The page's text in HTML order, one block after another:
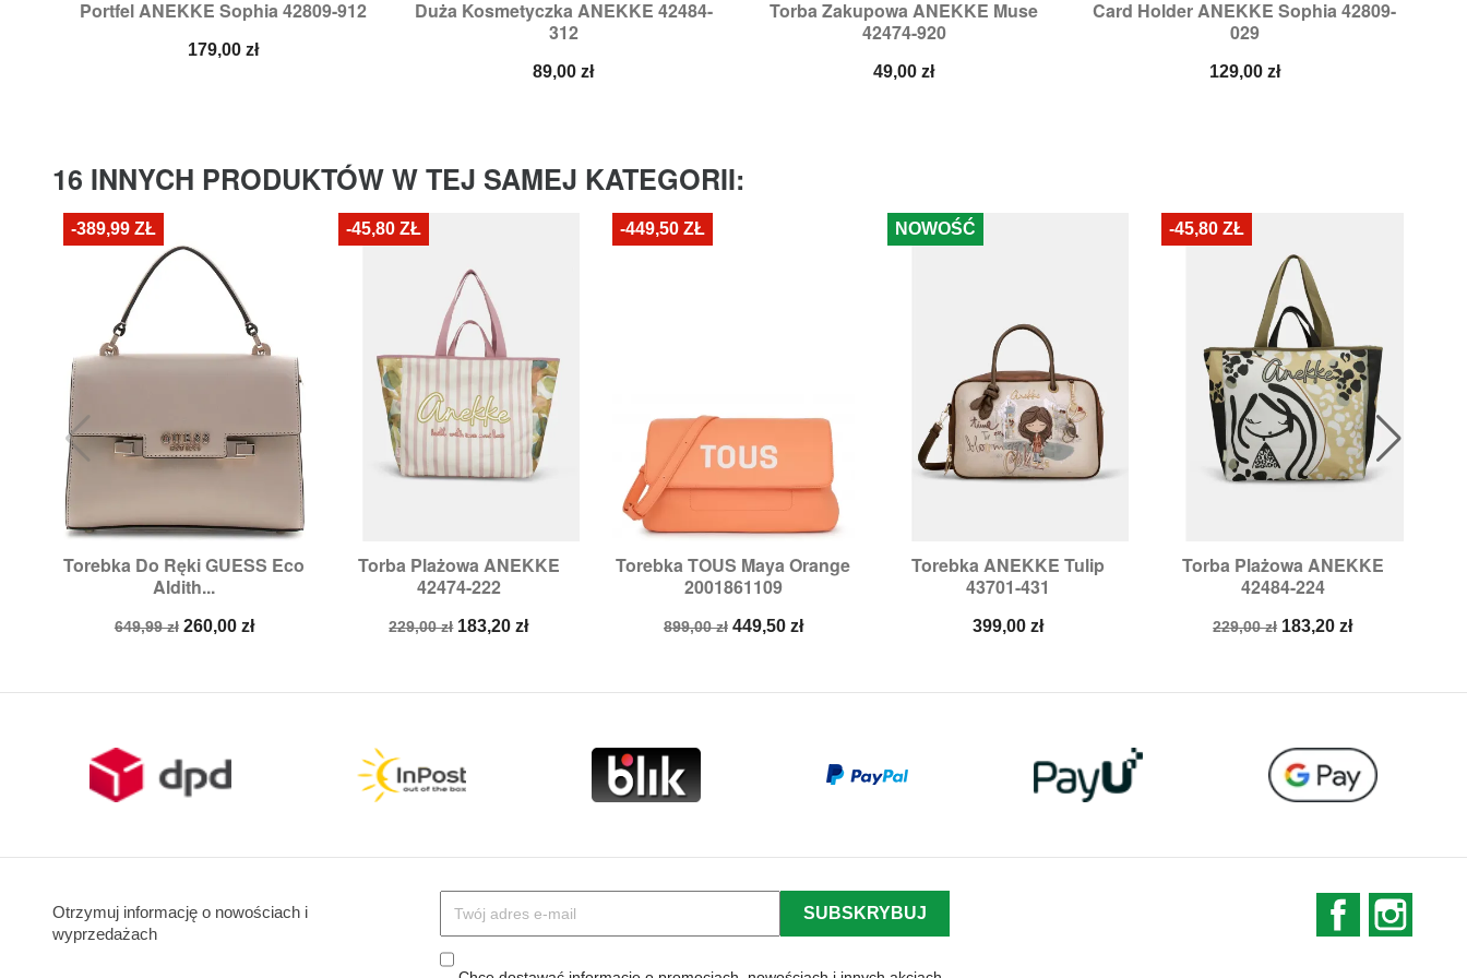
Portfel ANEKKE Sophia 42809-912
Cena
179,00 zł
Szybki podgląd
Duża Kosmetyczka ANEKKE 42484-
312
Cena
89,00 zł
Szybki podgląd
Torba Zakupowa ANEKKE Muse
42474-920
Cena
49,00 zł
Szybki podgląd
Card Holder ANEKKE Sophia 42809-
029
Cena
129,00 zł
 Szybki podgląd
16 INNYCH PRODUKTÓW W TEJ SAMEJ KATEGORII:
Torebka Do Ręki GUESS Eco
Aldith...
Cena
649,99 zł Cena
260,00 zł
 Szybki podgląd
-389,99 ZŁ
Torba Plażowa ANEKKE
42474-222
Cena
229,00 zł Cena
183,20 zł
 Szybki podgląd
-45,80 ZŁ
Torebka TOUS Maya Orange
2001861109
Cena
899,00 zł Cena
449,50 zł
 Szybki podgląd
-449,50 ZŁ
Torebka ANEKKE Tulip
43701-431
Cena
399,00 zł
 Szybki podgląd
NOWOŚĆ
Torba Plażowa ANEKKE
42484-224
Cena
229,00 zł Cena
183,20 zł
 Szybki podgląd
-45,80 ZŁ
Otrzymuj informację o nowościach i
wyprzedażach
Facebook